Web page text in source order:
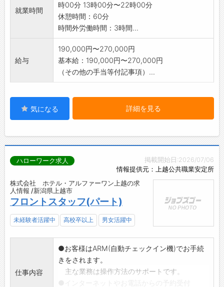
就業時間
時00分 13時00分〜22時00分
休憩時間：60分
時間外労働時間：3時間...
給与
190,000円〜270,000円
基本給：190,000円〜270,000円
（その他の手当等付記事項）...
気になる 詳細を見る
掲載開始日:2026/07/06
情報提供元：上越公共職業安定所
ハローワーク求人
株式会社 ホテル・アルファーワン上越の求
人情報 /新潟県上越市
フロントスタッフ(パート)
未経験者活躍中 高校卒以上 男女活躍中
仕事内容
●お客様はARM(自動チェックイン機)でお手続
きをされます。
主な業務は操作方法のサポートです。